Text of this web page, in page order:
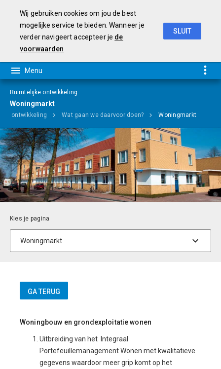
Ruimtelijke ontwikkeling
Woningmarkt
ontwikkeling Wat gaan we daarvoor doen? Woningmarkt
Woningbouw en grondexploitatie wonen
Uitbreiding van het Integraal
Portefeuillemanagement Wonen met kwalitatieve
gegevens waardoor meer grip komt op het
Wij gebruiken cookies om jou de best
mogelijke service te bieden. Wanneer je
verder navigeert accepteer je de
voorwaarden
SLUIT